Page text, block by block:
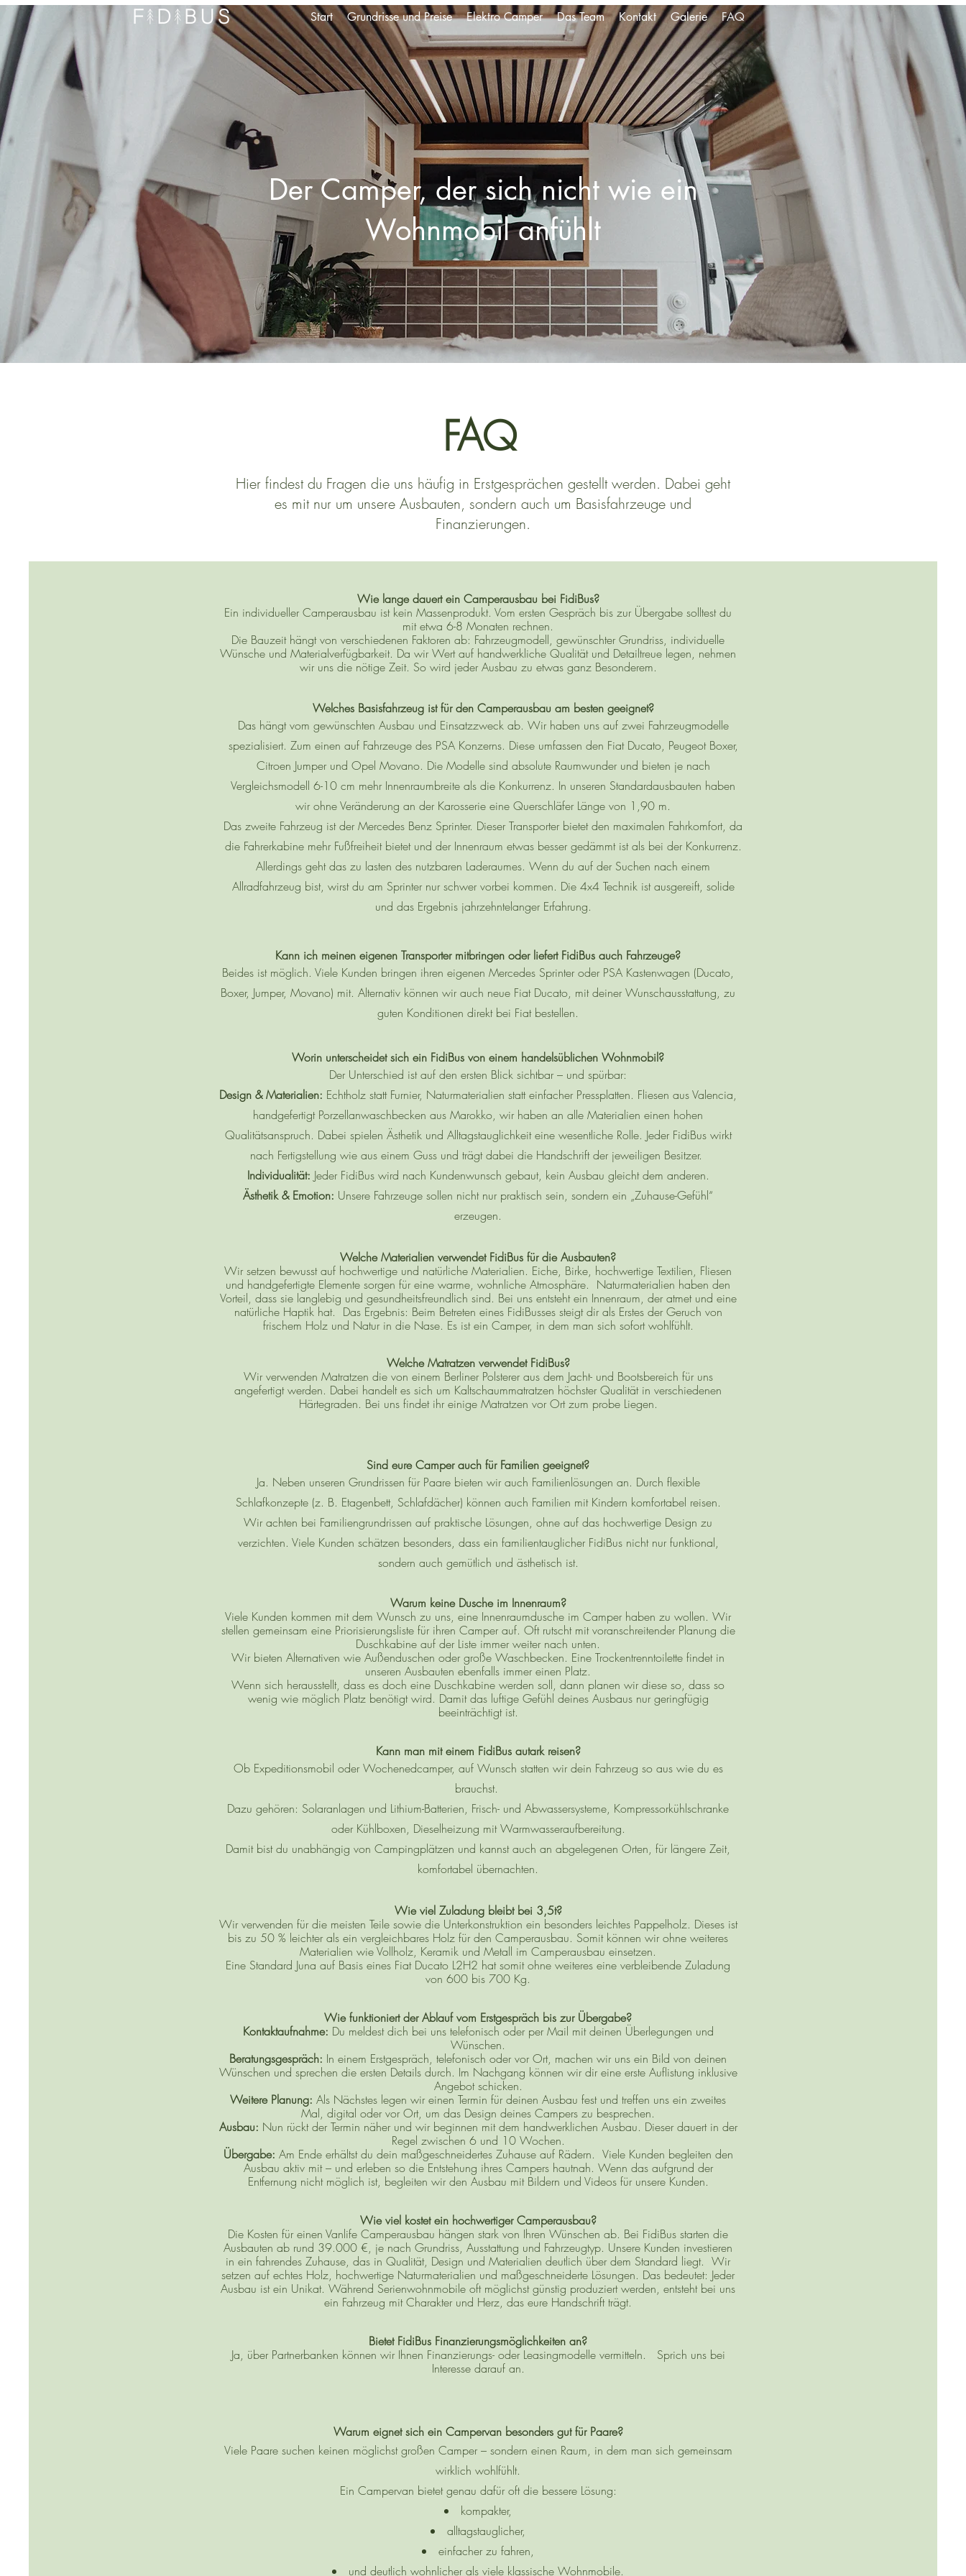
Der Camper, der sich nicht wie ein
Wohnmobil anfühlt
Start Grundrisse und Preise Elektro Camper Das Team Kontakt Galerie FAQ
FAQ
Hier findest du Fragen die uns häufig in Erstgesprächen gestellt werden. Dabei geht
es mit nur um unsere Ausbauten, sondern auch um Basisfahrzeuge und
Finanzierungen.
Wie lange dauert ein Camperausbau bei FidiBus?
Ein individueller Camperausbau ist kein Massenprodukt. Vom ersten Gespräch bis zur Übergabe solltest du
mit etwa 6-8 Monaten rechnen.
Die Bauzeit hängt von verschiedenen Faktoren ab: Fahrzeugmodell, gewünschter Grundriss, individuelle
Wünsche und Materialverfügbarkeit. Da wir Wert auf handwerkliche Qualität und Detailtreue legen, nehmen
wir uns die nötige Zeit. So wird jeder Ausbau zu etwas ganz Besonderem.
Welches Basisfahrzeug ist für den Camperausbau am besten geeignet?
Das hängt vom gewünschten Ausbau und Einsatzzweck ab. Wir haben uns auf zwei Fahrzeugmodelle
spezialisiert. Zum einen auf Fahrzeuge des PSA Konzerns. Diese umfassen den Fiat Ducato, Peugeot Boxer,
Citroen Jumper und Opel Movano. Die Modelle sind absolute Raumwunder und bieten je nach
Vergleichsmodell 6-10 cm mehr Innenraumbreite als die Konkurrenz. In unseren Standardausbauten haben
wir ohne Veränderung an der Karosserie eine Querschläfer Länge von 1,90 m.
Das zweite Fahrzeug ist der Mercedes Benz Sprinter. Dieser Transporter bietet den maximalen Fahrkomfort, da
die Fahrerkabine mehr Fußfreiheit bietet und der Innenraum etwas besser gedämmt ist als bei der Konkurrenz.
Allerdings geht das zu lasten des nutzbaren Laderaumes. Wenn du auf der Suchen nach einem
Allradfahrzeug bist, wirst du am Sprinter nur schwer vorbei kommen. Die 4x4 Technik ist ausgereift, solide
und das Ergebnis jahrzehntelanger Erfahrung.
Kann ich meinen eigenen Transporter mitbringen oder liefert FidiBus auch Fahrzeuge?
Beides ist möglich. Viele Kunden bringen ihren eigenen Mercedes Sprinter oder PSA Kastenwagen (Ducato,
Boxer, Jumper, Movano) mit. Alternativ können wir auch neue Fiat Ducato, mit deiner Wunschausstattung, zu
guten Konditionen direkt bei Fiat bestellen.
Worin unterscheidet sich ein FidiBus von einem handelsüblichen Wohnmobil?
Der Unterschied ist auf den ersten Blick sichtbar – und spürbar:
Design & Materialien: Echtholz statt Furnier, Naturmaterialien statt einfacher Pressplatten. Fliesen aus Valencia,
handgefertigt Porzellanwaschbecken aus Marokko, wir haben an alle Materialien einen hohen
Qualitätsanspruch. Dabei spielen Ästhetik und Alltagstauglichkeit eine wesentliche Rolle. Jeder FidiBus wirkt
nach Fertigstellung wie aus einem Guss und trägt dabei die Handschrift der jeweiligen Besitzer.
Individualität: Jeder FidiBus wird nach Kundenwunsch gebaut, kein Ausbau gleicht dem anderen.
Ästhetik & Emotion: Unsere Fahrzeuge sollen nicht nur praktisch sein, sondern ein „Zuhause-Gefühl“
erzeugen.
Welche Materialien verwendet FidiBus für die Ausbauten?
Wir setzen bewusst auf hochwertige und natürliche Materialien. Eiche, Birke, hochwertige Textilien, Fliesen
und handgefertigte Elemente sorgen für eine warme, wohnliche Atmosphäre. Naturmaterialien haben den
Vorteil, dass sie langlebig und gesundheitsfreundlich sind. Bei uns entsteht ein Innenraum, der atmet und eine
natürliche Haptik hat. Das Ergebnis: Beim Betreten eines FidiBusses steigt dir als Erstes der Geruch von
frischem Holz und Natur in die Nase. Es ist ein Camper, in dem man sich sofort wohlfühlt.
Welche Matratzen verwendet FidiBus?
Wir verwenden Matratzen die von einem Berliner Polsterer aus dem Jacht- und Bootsbereich für uns
angefertigt werden. Dabei handelt es sich um Kaltschaummatratzen höchster Qualität in verschiedenen
Härtegraden. Bei uns findet ihr einige Matratzen vor Ort zum probe Liegen.
Sind eure Camper auch für Familien geeignet?
Ja. Neben unseren Grundrissen für Paare bieten wir auch Familienlösungen an. Durch flexible
Schlafkonzepte (z. B. Etagenbett, Schlafdächer) können auch Familien mit Kindern komfortabel reisen.
Wir achten bei Familiengrundrissen auf praktische Lösungen, ohne auf das hochwertige Design zu
verzichten. Viele Kunden schätzen besonders, dass ein familientauglicher FidiBus nicht nur funktional,
sondern auch gemütlich und ästhetisch ist.
Warum keine Dusche im Innenraum?
Viele Kunden kommen mit dem Wunsch zu uns, eine Innenraumdusche im Camper haben zu wollen. Wir
stellen gemeinsam eine Priorisierungsliste für ihren Camper auf. Oft rutscht mit voranschreitender Planung die
Duschkabine auf der Liste immer weiter nach unten.
Wir bieten Alternativen wie Außenduschen oder große Waschbecken. Eine Trockentrenntoilette findet in
unseren Ausbauten ebenfalls immer einen Platz.
Wenn sich herausstellt, dass es doch eine Duschkabine werden soll, dann planen wir diese so, dass so
wenig wie möglich Platz benötigt wird. Damit das luftige Gefühl deines Ausbaus nur geringfügig
beeinträchtigt ist.
Kann man mit einem FidiBus autark reisen?
Ob Expeditionsmobil oder Wochenedcamper, auf Wunsch statten wir dein Fahrzeug so aus wie du es
brauchst.
Dazu gehören: Solaranlagen und Lithium-Batterien, Frisch- und Abwassersysteme, Kompressorkühlschranke
oder Kühlboxen, Dieselheizung mit Warmwasseraufbereitung.
Damit bist du unabhängig von Campingplätzen und kannst auch an abgelegenen Orten, für längere Zeit,
komfortabel übernachten.
Wie viel Zuladung bleibt bei 3,5t?
Wir verwenden für die meisten Teile sowie die Unterkonstruktion ein besonders leichtes Pappelholz. Dieses ist
bis zu 50 % leichter als ein vergleichbares Holz für den Camperausbau. Somit können wir ohne weiteres
Materialien wie Vollholz, Keramik und Metall im Camperausbau einsetzen.
Eine Standard Juna auf Basis eines Fiat Ducato L2H2 hat somit ohne weiteres eine verbleibende Zuladung
von 600 bis 700 Kg.
Wie funktioniert der Ablauf vom Erstgespräch bis zur Übergabe?
Kontaktaufnahme: Du meldest dich bei uns telefonisch oder per Mail mit deinen Überlegungen und
Wünschen.
Beratungsgespräch: In einem Erstgespräch, telefonisch oder vor Ort, machen wir uns ein Bild von deinen
Wünschen und sprechen die ersten Details durch. Im Nachgang können wir dir eine erste Auflistung inklusive
Angebot schicken.
Weitere Planung: Als Nächstes legen wir einen Termin für deinen Ausbau fest und treffen uns ein zweites
Mal, digital oder vor Ort, um das Design deines Campers zu besprechen.
Ausbau: Nun rückt der Termin näher und wir beginnen mit dem handwerklichen Ausbau. Dieser dauert in der
Regel zwischen 6 und 10 Wochen.
Übergabe: Am Ende erhältst du dein maßgeschneidertes Zuhause auf Rädern. Viele Kunden begleiten den
Ausbau aktiv mit – und erleben so die Entstehung ihres Campers hautnah. Wenn das aufgrund der
Entfernung nicht möglich ist, begleiten wir den Ausbau mit Bildern und Videos für unsere Kunden.
Wie viel kostet ein hochwertiger Camperausbau?
Die Kosten für einen Vanlife Camperausbau hängen stark von Ihren Wünschen ab. Bei FidiBus starten die
Ausbauten ab rund 39.000 €, je nach Grundriss, Ausstattung und Fahrzeugtyp. Unsere Kunden investieren
in ein fahrendes Zuhause, das in Qualität, Design und Materialien deutlich über dem Standard liegt. Wir
setzen auf echtes Holz, hochwertige Naturmaterialien und maßgeschneiderte Lösungen. Das bedeutet: Jeder
Ausbau ist ein Unikat. Während Serienwohnmobile oft möglichst günstig produziert werden, entsteht bei uns
ein Fahrzeug mit Charakter und Herz, das eure Handschrift trägt.
Bietet FidiBus Finanzierungsmöglichkeiten an?
Ja, über Partnerbanken können wir Ihnen Finanzierungs- oder Leasingmodelle vermitteln. Sprich uns bei
Interesse darauf an.
Warum eignet sich ein Campervan besonders gut für Paare?
Viele Paare suchen keinen möglichst großen Camper – sondern einen Raum, in dem man sich gemeinsam
wirklich wohlfühlt.
Ein Campervan bietet genau dafür oft die bessere Lösung:
kompakter,
alltagstauglicher,
einfacher zu fahren,
und deutlich wohnlicher als viele klassische Wohnmobile.